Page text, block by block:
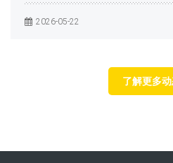
2026-05-22
了解更多